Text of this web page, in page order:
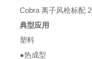
Cobra 离子风枪标配
典型应用
塑料
●热成型